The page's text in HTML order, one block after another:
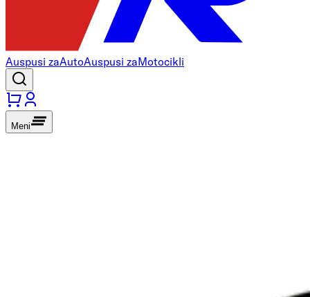
Auspusi zaAutoAuspusi zaMotocikli
Meni